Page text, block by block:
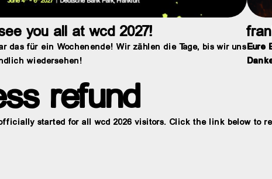
you all at wcd 2027!
das für ein Wochenende! Wir zählen die Tage, bis wir uns
wiedersehen!
Eure
refund
started for all wcd 2026 visitors. Click the link below to